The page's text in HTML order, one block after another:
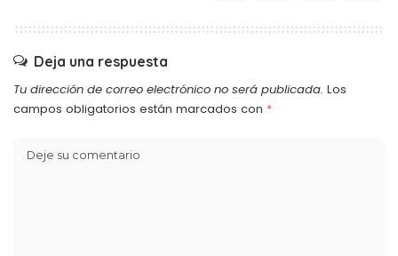
Deja una respuesta
Tu dirección de correo electrónico no será publicada. Los
campos obligatorios están marcados con *